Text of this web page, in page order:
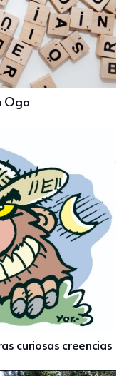
Oga
curiosas creencias